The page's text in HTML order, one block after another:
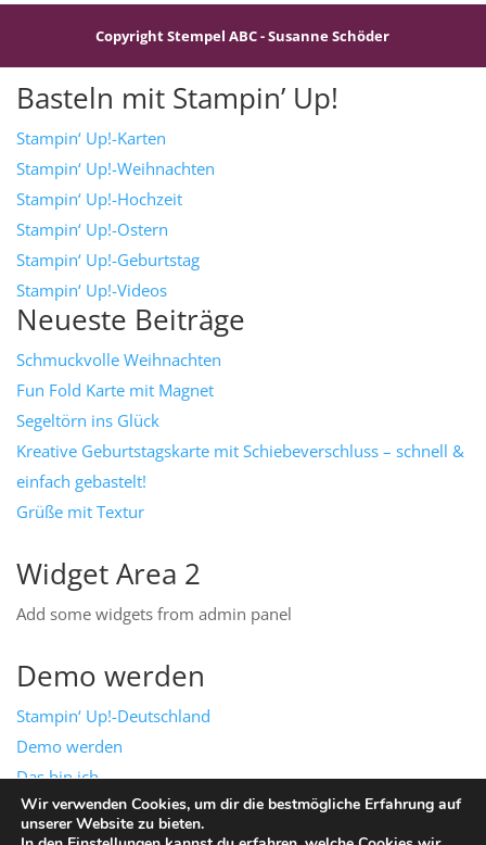
Copyright Stempel ABC - Susanne Schöder
Wir verwenden Cookies, um dir die bestmögliche Erfahrung auf
unserer Website zu bieten.
Basteln mit Stampin’ Up!
Stampin‘ Up!-Karten
Stampin‘ Up!-Weihnachten
Stampin‘ Up!-Hochzeit
Stampin‘ Up!-Ostern
Stampin‘ Up!-Geburtstag
Stampin‘ Up!-Videos
Neueste Beiträge
Schmuckvolle Weihnachten
Fun Fold Karte mit Magnet
Segeltörn ins Glück
Kreative Geburtstagskarte mit Schiebeverschluss – schnell &
einfach gebastelt!
Grüße mit Textur
Widget Area 2
Add some widgets from admin panel
Demo werden
Stampin‘ Up!-Deutschland
Demo werden
Das bin ich
Mein Team
Impressum & Datenschutz